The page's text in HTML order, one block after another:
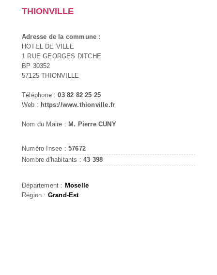
THIONVILLE
Adresse de la commune :
HOTEL DE VILLE
1 RUE GEORGES DITCHE
BP 30352
57125 THIONVILLE
Téléphone :03 82 82 25 25
Web : https://www.thionville.fr
Nom du Maire : M. Pierre CUNY
Numéro Insee : 57672
Nombre d'habitants :43 398
Département : Moselle
Région : Grand-Est